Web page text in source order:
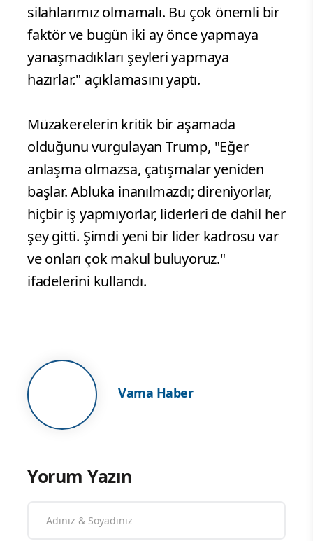
silahlarımız olmamalı. Bu çok önemli bir
faktör ve bugün iki ay önce yapmaya
yanaşmadıkları şeyleri yapmaya
hazırlar." açıklamasını yaptı.
Müzakerelerin kritik bir aşamada
olduğunu vurgulayan Trump, "Eğer
anlaşma olmazsa, çatışmalar yeniden
başlar. Abluka inanılmazdı; direniyorlar,
hiçbir iş yapmıyorlar, liderleri de dahil her
şey gitti. Şimdi yeni bir lider kadrosu var
ve onları çok makul buluyoruz."
ifadelerini kullandı.
Vama Haber
Yorum Yazın